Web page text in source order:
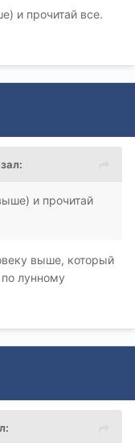
и прочитай все.
и прочитай
выше, который
по лунному